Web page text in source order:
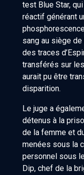
test Blue Star,
réactif générant
sang au siège
des traces
transférés sur
aurait pu être
disparition.
Le juge a
détenus à la
de la femme et
menées sous la
personnel sous
Dip, chef de la